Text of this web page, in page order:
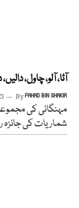
آٹا، آلو، چاول، دالیں،
ByFAHAD BIN SHAKIR
شماریات کی جائزہ